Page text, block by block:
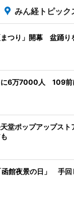
みん経トピック
つり」開幕 盆踊り
に6万7000人 109前
堂ポップアップス
館夜景の日」 手回